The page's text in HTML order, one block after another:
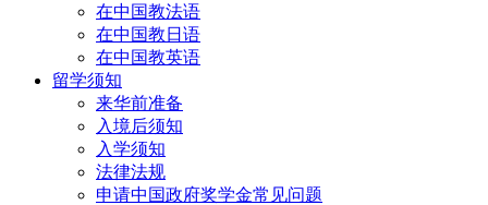
在中国教法语
在中国教日语
在中国教英语
留学须知
来华前准备
入境后须知
入学须知
法律法规
申请中国政府奖学金常见问题